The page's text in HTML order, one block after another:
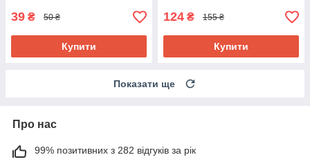
39 ₴ 50 ₴
Купити
124 ₴ 155 ₴
Купити
Показати ще
Про нас
99% позитивних з 282 відгуків за рік